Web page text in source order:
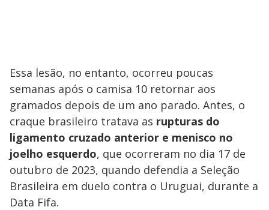
Essa lesão, no entanto, ocorreu poucas
semanas após o camisa 10 retornar aos
gramados depois de um ano parado. Antes, o
craque brasileiro tratava as rupturas do
ligamento cruzado anterior e menisco no
joelho esquerdo, que ocorreram no dia 17 de
outubro de 2023, quando defendia a Seleção
Brasileira em duelo contra o Uruguai, durante a
Data Fifa.